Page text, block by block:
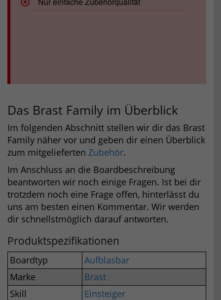
Das Brast Family im Überblick
Im folgenden Abschnitt stellen wir dir das Brast
Family näher vor und geben dir einen Überblick
zum mitgelieferten Zubehör.
Im Anschluss an die Boardbeschreibung
beantworten wir noch einige Fragen. Ist bei dir
trotzdem noch eine Frage offen, hinterlässt du
uns am besten einen Kommentar. Wir werden
dir schnellstmöglich darauf antworten.
Produktspezifikationen
Boardtyp
Aufblasbar
Marke
Brast
Skill
Einsteiger